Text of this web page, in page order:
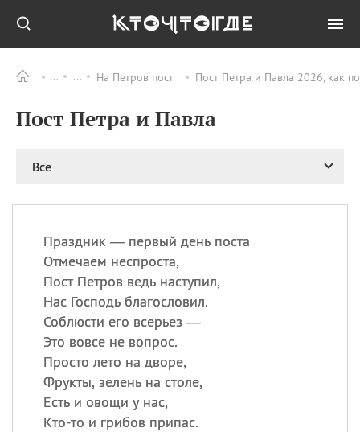
На Петров пост Пост Петра и Павла 2026, как
Пост Петра и Павла
Все
Праздник — первый день поста
Отмечаем неспроста,
Пост Петров ведь наступил,
Нас Господь благословил.
Соблюсти его всерьез —
Это вовсе не вопрос.
Просто лето на дворе,
Фрукты, зелень на столе,
Есть и овощи у нас,
Кто-то и грибов припас.
ПРАЗДНИКИ Все
08.08 День «Счастье
День мира в Аугсбурге
великомученика
врачей и целителя
больных
09.08
ИМЕНА
Сегодня празднуют именины